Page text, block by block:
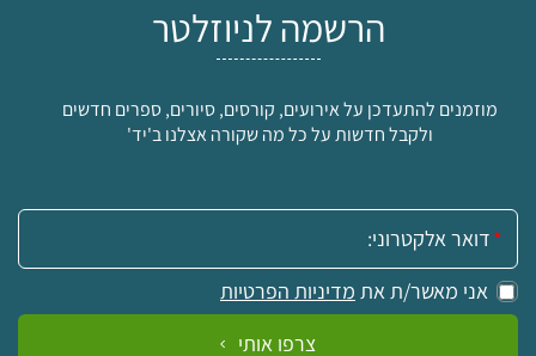
הרשמה לניוזלטר
מוזמנים להתעדכן על אירועים, קורסים, סיורים, ספרים חדשים
ולקבל חדשות על כל מה שקורה אצלנו ב'יד'
אימייל:
אני מאשר/ת את מדיניות הפרטיות
צרפו אותי